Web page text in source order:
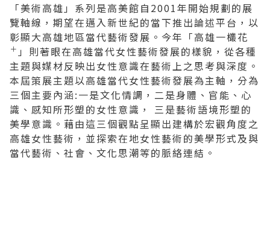
「美術高雄」系列是高美館自2001年開始規劃的展
覽軸線，期望在邁入新世紀的當下推出論述平台，以
彰顯大高雄地區當代藝術發展。今年「高雄一欉花
＋ 」 則著眼在高雄當代女性藝術發展的樣貌，從各種
主題與媒材反映出女性意識在藝術上之思考與深度。
本屆策展主題以高雄當代女性藝術發展為主軸，分為
三個主要內涵:一是文化情調，二是身體、官能、心
識、感知所形塑的女性意識， 三是藝術語境形塑的
美學意識。藉由這三個觀點呈顯出建構於宏觀角度之
高雄女性藝術，並探索在地女性藝術的美學形式及與
當代藝術、社會、文化思潮等的脈絡連結。